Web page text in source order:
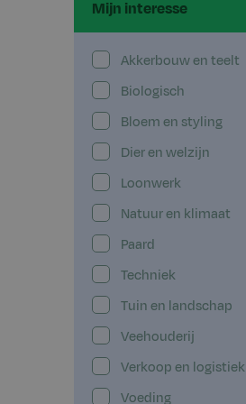
Mijn interesse
Akkerbouw en teelt
Biologisch
Bloem en styling
Dier en welzijn
Loonwerk
Natuur en klimaat
Paard
Techniek
Tuin en landschap
Veehouderij
Verkoop en logistiek
Voeding